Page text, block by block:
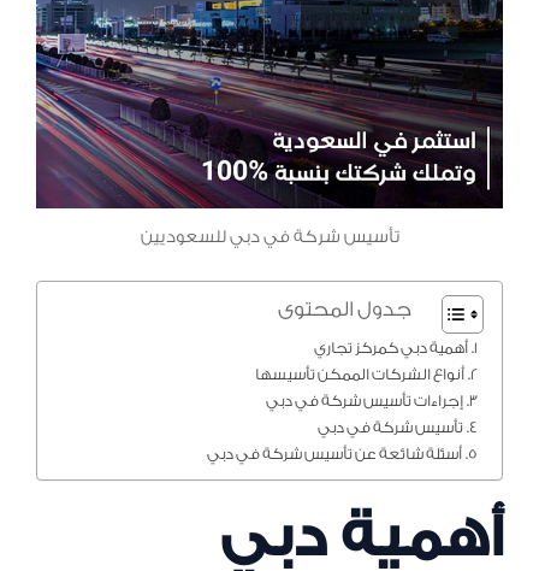
تأسيس شركة في دبي للسعوديين
جدول المحتوى
أهمية دبي كمركز تجاري
أنواع الشركات الممكن تأسيسها
إجراءات تأسيس شركة في دبي
تأسيس شركة في دبي
أسئلة شائعة عن تأسيس شركة في دبي
أهمية دبي